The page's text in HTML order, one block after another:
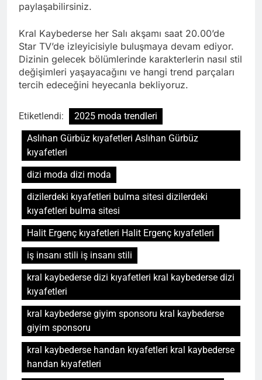
paylaşabilirsiniz.
Kral Kaybederse her Salı akşamı saat 20.00’de
Star TV’de izleyicisiyle buluşmaya devam ediyor.
Dizinin gelecek bölümlerinde karakterlerin nasıl stil
değişimleri yaşayacağını ve hangi trend parçaları
tercih edeceğini heyecanla bekliyoruz.
Etiketlendi:
2025 moda trendleri
Aslıhan Gürbüz kıyafetleri Aslıhan Gürbüz
kıyafetleri
dizi moda dizi moda
dizilerdeki kıyafetleri bulma sitesi dizilerdeki
kıyafetleri bulma sitesi
Halit Ergenç kıyafetleri Halit Ergenç kıyafetleri
iş insanı stili iş insanı stili
kral kaybederse dizi kıyafetleri kral kaybederse dizi
kıyafetleri
kral kaybederse giyim sponsoru kral kaybederse
giyim sponsoru
kral kaybederse handan kıyafetleri kral kaybederse
handan kıyafetleri